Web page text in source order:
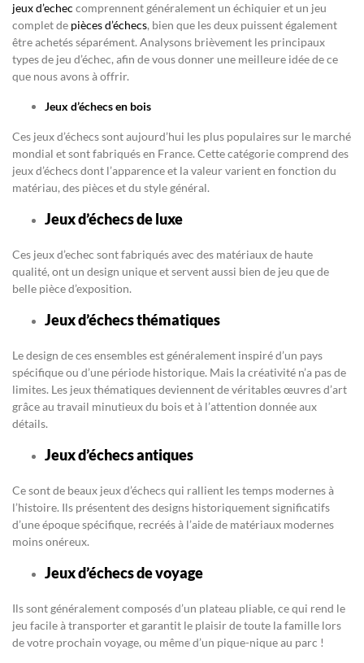
jeux d’echec comprennent généralement un échiquier et un jeu
complet de pièces d’échecs, bien que les deux puissent également
être achetés séparément. Analysons brièvement les principaux
types de jeu d’échec, afin de vous donner une meilleure idée de ce
que nous avons à offrir.
Jeux d’échecs en bois
Ces jeux d’échecs sont aujourd’hui les plus populaires sur le marché
mondial et sont fabriqués en France. Cette catégorie comprend des
jeux d’échecs dont l’apparence et la valeur varient en fonction du
matériau, des pièces et du style général.
Jeux d’échecs de luxe
Ces jeux d’echec sont fabriqués avec des matériaux de haute
qualité, ont un design unique et servent aussi bien de jeu que de
belle pièce d’exposition.
Jeux d’échecs thématiques
Le design de ces ensembles est généralement inspiré d’un pays
spécifique ou d’une période historique. Mais la créativité n’a pas de
limites. Les jeux thématiques deviennent de véritables œuvres d’art
grâce au travail minutieux du bois et à l’attention donnée aux
détails.
Jeux d’échecs antiques
Ce sont de beaux jeux d’échecs qui rallient les temps modernes à
l’histoire. Ils présentent des designs historiquement significatifs
d’une époque spécifique, recréés à l’aide de matériaux modernes
moins onéreux.
Jeux d’échecs de voyage
Ils sont généralement composés d’un plateau pliable, ce qui rend le
jeu facile à transporter et garantit le plaisir de toute la famille lors
de votre prochain voyage, ou même d’un pique-nique au parc !